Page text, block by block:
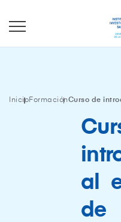
InicioFormaciónCurso de
al
de